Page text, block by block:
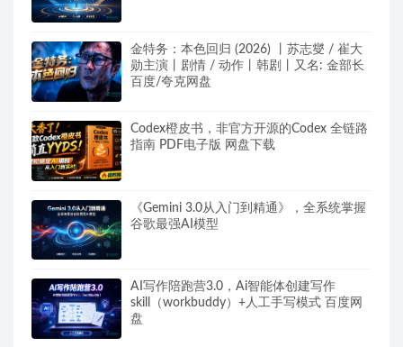
金特务：本色回归 (2026) 丨苏志燮 / 崔大
勋主演丨剧情 / 动作丨韩剧丨又名: 金部长
百度/夸克网盘
Codex橙皮书，非官方开源的Codex 全链路
指南 PDF电子版 网盘下载
《Gemini 3.0从入门到精通》，全系统掌握
谷歌最强AI模型
AI写作陪跑营3.0，Ai智能体创建写作
skill（workbuddy）+人工手写模式 百度网
盘